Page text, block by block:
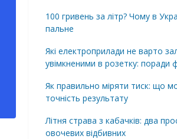
100 гривень за літр? Чому в
пальне
Які електроприлади не варто
увімкненими в розетку: поради
Як правильно міряти тиск: що
точність результату
Літня страва з кабачків: два
овочевих відбивних